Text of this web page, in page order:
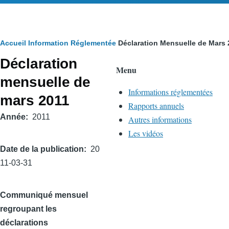
Fil
d'Ariane
Accueil Information Réglementée Déclaration Mensuelle de Mars
Déclaration
mensuelle de
mars 2011
Année 2011
Date de la publication
20
11-03-31
Communiqué mensuel
regroupant les
déclarations
Menu
Informations réglementées
Rapports annuels
Autres informations
Les vidéos